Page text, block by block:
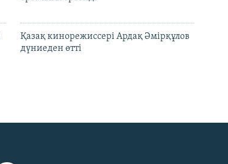
Қазақ кинорежиссері Ардақ Әмірқұлов
дүниеден өтті